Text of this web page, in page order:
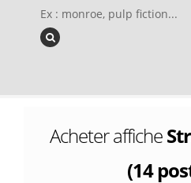
Ex : monroe, pulp fiction...
Acheter affiche
(14